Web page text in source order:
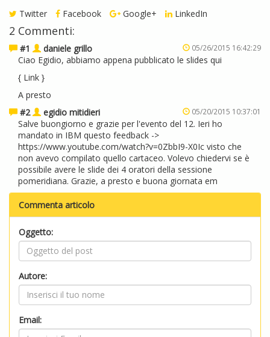
Twitter Facebook Google+ LinkedIn
2 Commenti:
#1 daniele grillo 05/26/2015 16:42:29
Ciao Egidio, abbiamo appena pubblicato le slides qui
{ Link }
A presto
#2
egidio mitidieri 05/20/2015 10:37:01
Salve buongiorno e grazie per l'evento del 12. Ieri ho
mandato in IBM questo feedback ->
https://www.youtube.com/watch?v=0ZbbI9-X0Ic visto che
non avevo compilato quello cartaceo. Volevo chiedervi se è
possibile avere le slide dei 4 oratori della sessione
pomeridiana. Grazie, a presto e buona giornata em
Commenta articolo
Oggetto:
Autore:
Email: